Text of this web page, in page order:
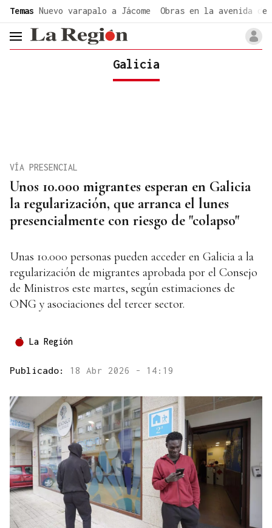
Temas Nuevo varapalo a Jácome Obras en la avenida de
header.menu.open
Galicia
Unos 10.000 migrantes esperan en Galicia
la regularización, que arranca el lunes
presencialmente con riesgo de "colapso"
VÍA PRESENCIAL
Unas 10.000 personas pueden acceder en Galicia a la
regularización de migrantes aprobada por el Consejo
de Ministros este martes, según estimaciones de
ONG y asociaciones del tercer sector.
La Región
Publicado: 18 Abr 2026 - 14:19